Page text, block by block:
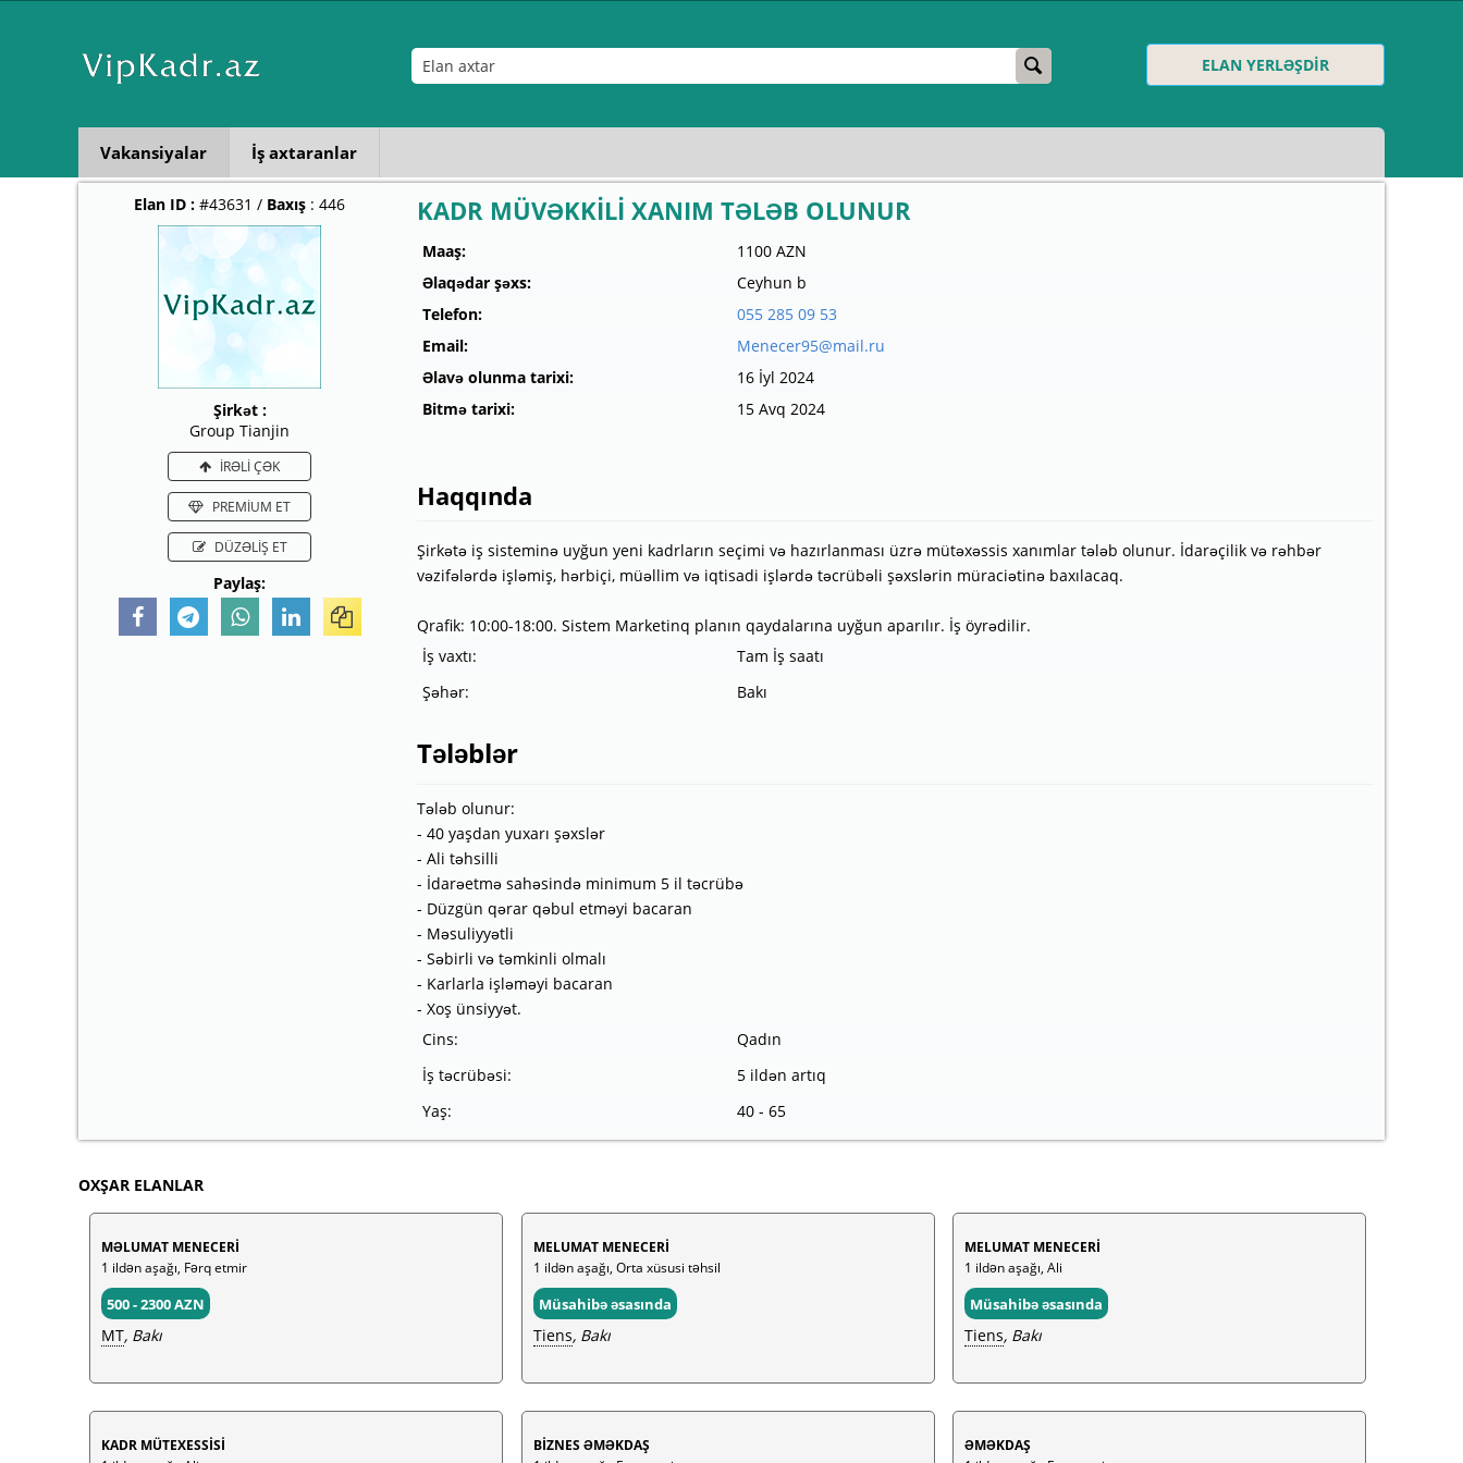
ELAN YERLƏŞDİR
Vakansiyalar İş axtaranlar
Elan ID : #43631 / Baxış : 446
Şirkət :
Group Tianjin
İRƏLİ ÇƏK
PREMİUM ET
DÜZƏLİŞ ET
Paylaş:
KADR MÜVƏKKİLİ XANIM TƏLƏB OLUNUR
Maaş:
1100 AZN
Əlaqədar şəxs:
Ceyhun b
Telefon:
055 285 09 53
Email:
Menecer95@mail.ru
Əlavə olunma tarixi:
16 İyl 2024
Bitmə tarixi:
15 Avq 2024
Haqqında
Şirkətə iş sisteminə uyğun yeni kadrların seçimi və hazırlanması üzrə mütəxəssis xanımlar tələb olunur. İdarəçilik və rəhbər
vəzifələrdə işləmiş, hərbiçi, müəllim və iqtisadi işlərdə təcrübəli şəxslərin müraciətinə baxılacaq.
Qrafik: 10:00-18:00. Sistem Marketinq planın qaydalarına uyğun aparılır. İş öyrədilir.
İş vaxtı:
Tam İş saatı
Şəhər:
Bakı
Tələblər
Tələb olunur:
- 40 yaşdan yuxarı şəxslər
- Ali təhsilli
- İdarəetmə sahəsində minimum 5 il təcrübə
- Düzgün qərar qəbul etməyi bacaran
- Məsuliyyətli
- Səbirli və təmkinli olmalı
- Karlarla işləməyi bacaran
- Xoş ünsiyyət.
Cins:
Qadın
İş təcrübəsi:
5 ildən artıq
Yaş:
40 - 65
OXŞAR ELANLAR
MƏLUMAT MENECERİ
1 ildən aşağı, Fərq etmir
500 - 2300 AZN
MT, Bakı
MELUMAT MENECERİ
1 ildən aşağı, Orta xüsusi təhsil
Müsahibə əsasında
Tiens, Bakı
MELUMAT MENECERİ
1 ildən aşağı, Ali
Müsahibə əsasında
Tiens, Bakı
KADR MÜTEXESSİSİ
BİZNES ƏMƏKDAŞ
ƏMƏKDAŞ